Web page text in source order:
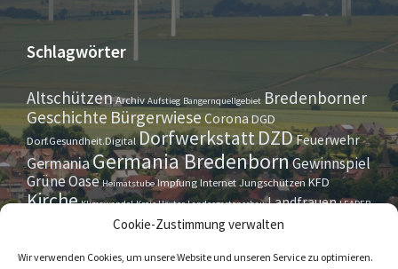
Cookie-Zustimmung verwalten
Wir verwenden Cookies, um unsere Website und unseren Service zu optimieren.
Schlagwörter
AltschützenArchiv Aufstieg Bangernquellgebiet Bredenborner
Geschichte Bürgerwiese CoronaDGD
Dorf.Gesundheit.DigitalDorfwerkstattDZDFeuerwehr
GermaniaGermania BredenbornGewinnspiel
Grüne Oase Heimatstube ImpfungInternetJungschützenKFD
Kirche Klimawandel Kreis Höxter Landesgartenschau Landfrauen LEADER
Maurer- u. HandwerkervereinOktoberfest
Straßensperrung Tennis Theatergruppe Tipps & Tricks